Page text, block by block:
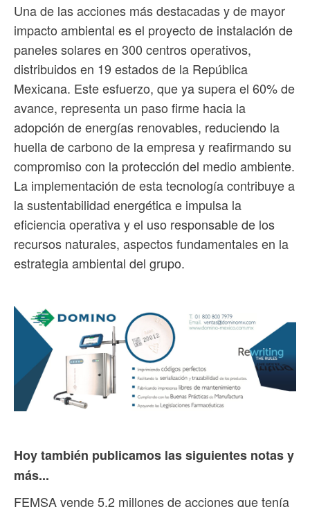
Una de las acciones más destacadas y de mayor
impacto ambiental es el proyecto de instalación de
paneles solares en 300 centros operativos,
distribuidos en 19 estados de la República
Mexicana. Este esfuerzo, que ya supera el 60% de
avance, representa un paso firme hacia la
adopción de energías renovables, reduciendo la
huella de carbono de la empresa y reafirmando su
compromiso con la protección del medio ambiente.
La implementación de esta tecnología contribuye a
la sustentabilidad energética e impulsa la
eficiencia operativa y el uso responsable de los
recursos naturales, aspectos fundamentales en la
estrategia ambiental del grupo.
Hoy también publicamos las siguientes notas y
más...
FEMSA vende 5.2 millones de acciones que tenía